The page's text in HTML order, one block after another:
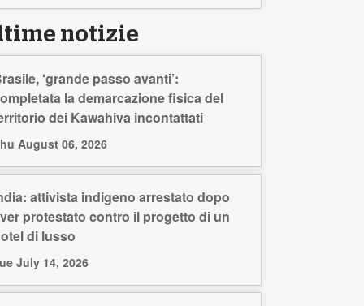
notizie
‘grande passo avanti’:
la demarcazione fisica del
dei Kawahiva incontattati
August 06, 2026
attivista indigeno arrestato dopo
protestato contro il progetto di un
di lusso
July 14, 2026